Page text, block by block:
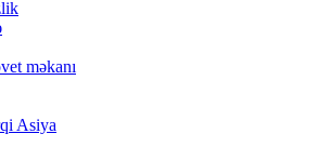
məkanı
Asiya